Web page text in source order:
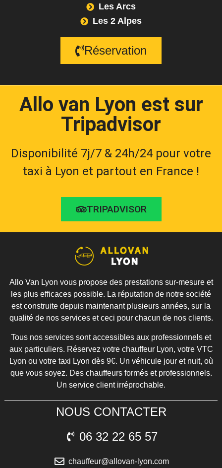
Les Arcs
Les 2 Alpes
Réservation
Allo van Lyon est sur
Tripadvisor
Disponibilité 7j/7 & 24h/24 pour votre
taxi à Lyon et partout en France !
TRIPADVISOR
Allo Van Lyon vous propose des prestations sur-mesure et
les plus efficaces possible. La réputation de notre société
est construite depuis maintenant plusieurs années, sur la
qualité de nos services et ceci pour chacun de nos clients.
Tous nos services sont accessibles aux professionnels et
aux particuliers. Réservez votre chauffeur Lyon, votre VTC
Lyon ou votre taxi Lyon dès 9€. Un véhicule jour et nuit, où
que vous soyez. Des chauffeurs formés et professionnels.
Un service client irréprochable.
NOUS CONTACTER
06 32 22 65 57
chauffeur@allovan-lyon.com